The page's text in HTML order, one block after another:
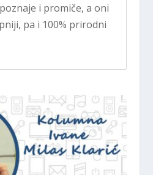
i promiče, a oni
pa i 100% prirodni